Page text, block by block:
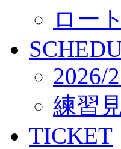
ロー
2026/
練習
TICKET